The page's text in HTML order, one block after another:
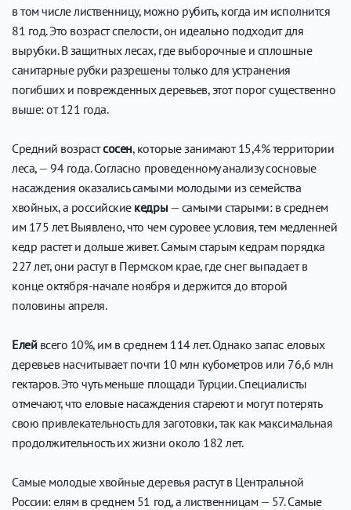
в том числе лиственницу, можно рубить, когда им исполнится
81 год. Это возраст спелости, он идеально подходит для
вырубки. В защитных лесах, где выборочные и сплошные
санитарные рубки разрешены только для устранения
погибших и поврежденных деревьев, этот порог существенно
выше: от 121 года.
Средний возрастсосен, которые занимают 15,4% территории
леса, —94 года. Согласно проведенному анализу сосновые
насаждения оказались самыми молодыми из семейства
хвойных, а российские кедры —самыми старыми: в среднем
им 175 лет. Выявлено, что чем суровее условия, тем медленней
кедр растет и дольше живет. Самым старым кедрам порядка
227 лет, они растут в Пермском крае, где снег выпадает в
конце октября-начале ноября и держится до второй
половины апреля.
Елейвсего 10%, им в среднем 114 лет. Однако запас еловых
деревьев насчитывает почти 10 млн кубометров или 76,6 млн
гектаров. Это чуть меньше площади Турции. Специалисты
отмечают, что еловые насаждения стареют и могут потерять
свою привлекательность для заготовки, так как максимальная
продолжительность их жизни около 182 лет.
Самые молодые хвойные деревья растут в Центральной
России: елям в среднем 51 год, а лиственницам —57. Самые